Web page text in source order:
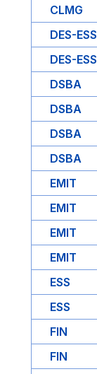
CLMG
DES-ESS
DES-ESS
DSBA
DSBA
DSBA
DSBA
EMIT
EMIT
EMIT
EMIT
ESS
ESS
FIN
FIN